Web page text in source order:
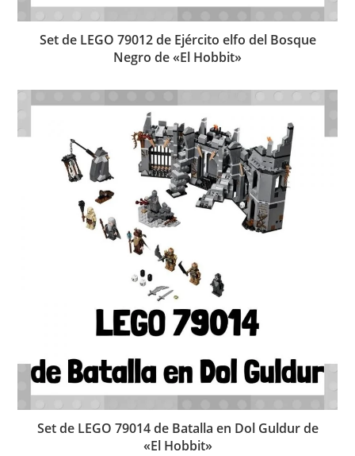
Set de LEGO 79012 de Ejército elfo del Bosque
Negro de «El Hobbit»
Set de LEGO 79014 de Batalla en Dol Guldur de
«El Hobbit»